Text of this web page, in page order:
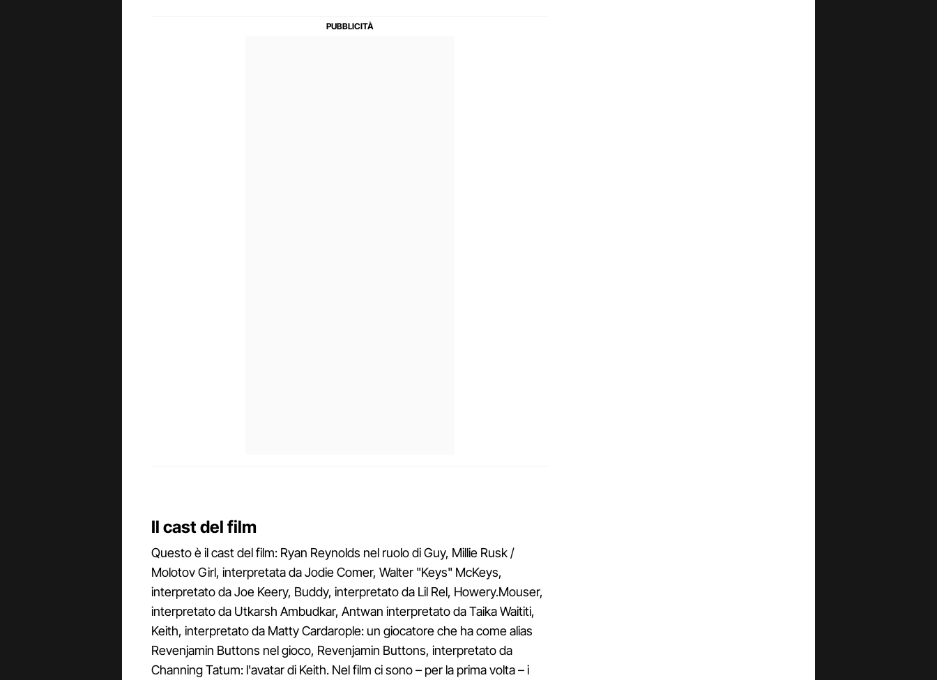
Il cast del film
Questo è il cast del film: Ryan Reynolds nel ruolo di Guy, Millie Rusk /
Molotov Girl, interpretata da Jodie Comer, Walter "Keys" McKeys,
interpretato da Joe Keery, Buddy, interpretato da Lil Rel, Howery.Mouser,
interpretato da Utkarsh Ambudkar, Antwan interpretato da Taika Waititi,
Keith, interpretato da Matty Cardarople: un giocatore che ha come alias
Revenjamin Buttons nel gioco, Revenjamin Buttons, interpretato da
Channing Tatum: l'avatar di Keith. Nel film ci sono – per la prima volta – i